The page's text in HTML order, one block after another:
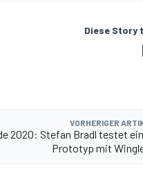
Diese Story
VORHERIGER
2020: Stefan Bradl testet
Prototyp mit